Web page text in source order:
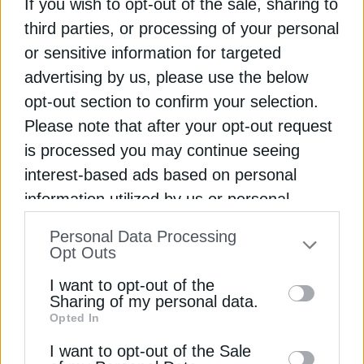
If you wish to opt-out of the sale, sharing to
third parties, or processing of your personal
or sensitive information for targeted
advertising by us, please use the below
opt-out section to confirm your selection.
Please note that after your opt-out request
is processed you may continue seeing
interest-based ads based on personal
information utilized by us or personal
to your opt-out. You may separately opt-out
information by third parties on the IAB’s list
of downstream participants. This
information may also be disclosed by us to
Personal Data Processing
Opt Outs
I want to opt-out of the
Sharing of my personal data.
Opted In
I want to opt-out of the Sale
μειωμένος. Και τούτο διότι πολλές χώρες έχουν
επισπεύσει τις εργασίες συντήρησης σε νευραλγικά
σημεία των ενεργειακών τους δικτύων.
Χαρακτηριστικά παραδείγματα αποτελούν η
Ρουμανία, που φρόντισε να προηγηθεί χρονικά με
τη συντήρηση των πυρηνικών της εγκαταστάσεων,
και η Αυστρία, που έδρασε αναλόγως για τις
διασυνοριακές γραμμές μεταφοράς της.
Ειδικά στην Ελλάδα πάντως, η εικόνα εμφανίζεται
βελτιωμένη σε σχέση με το περσινό καλοκαίρι,
κυρίως λόγω της προσθήκης μιας ακόμη μονάδας
φυσικού αερίου στο ενεργειακό χαρτοφυλάκιο της
χώρας. Πρόκειται για τη μονάδα της ΓΕΚ ΤΕΡΝΑ
και της Motor Oil στην Κομοτηνή, ισχύος 877 MW
η οποία βρίσκεται σε δοκιμαστική λειτουργία και